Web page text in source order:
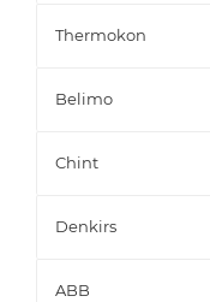
Thermokon
Belimo
Chint
Denkirs
ABB